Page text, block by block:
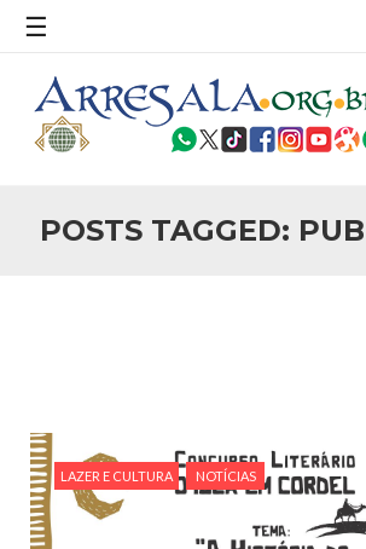
☰
POSTS TAGGED:
do terrorismo não
25 DE SETEMBRO DE 2010
Necessárias Considerações
Conflito
Por: Ahmed Ismail Introdução O presente
Em nome de Deus, O Clemente, O
Islâmico no Brasil parabeniza a nação
no ano novo muçulmano de 1435 Hejrita.
todos os irmãos e irmãs um novo
LAZER E CULTURA NOTÍCIAS